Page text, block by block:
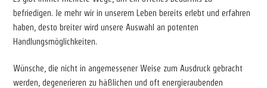
befriedigen. Je mehr wir in unserem Leben bereits erlebt und erfahren
haben, desto breiter wird unsere Auswahl an potenten
Handlungsmöglichkeiten.
Wünsche, die nicht in angemessener Weise zum Ausdruck gebracht
werden, degenerieren zu häßlichen und oft energieraubenden